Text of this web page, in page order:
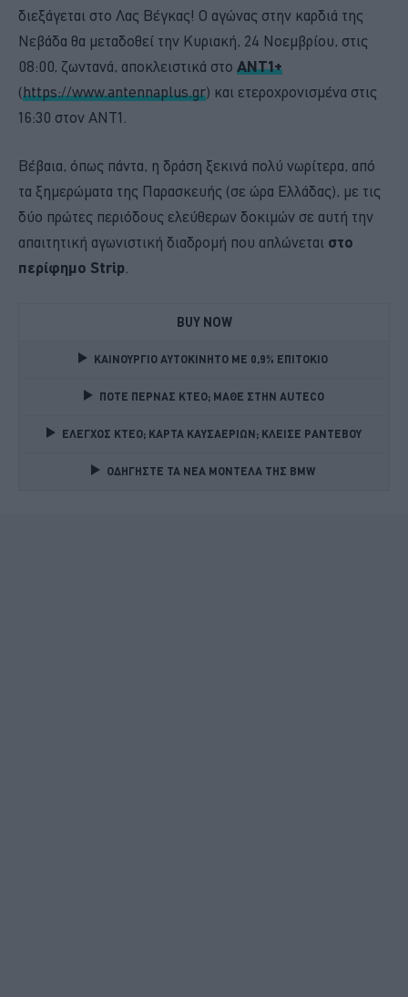
διεξάγεται στο Λας Βέγκας! Ο αγώνας στην καρδιά της
Νεβάδα θα μεταδοθεί την Κυριακή, 24 Νοεμβρίου, στις
08:00, ζωντανά, αποκλειστικά στο ΑΝΤ1+
(https://www.antennaplus.gr) και ετεροχρονισμένα στις
16:30 στον ΑΝΤ1.
Βέβαια, όπως πάντα, η δράση ξεκινά πολύ νωρίτερα, από
τα ξημερώματα της Παρασκευής (σε ώρα Ελλάδας), με τις
δύο πρώτες περιόδους ελεύθερων δοκιμών σε αυτή την
απαιτητική αγωνιστική διαδρομή που απλώνεται στο
περίφημο Strip
BUY NOW
ΚΑΙΝΟΥΡΓΙΟ ΑΥΤΟΚΙΝΗΤΟ ΜΕ 0,9% ΕΠΙΤΟΚΙΟ
ΠΟΤΕ ΠΕΡΝΑΣ ΚΤΕΟ; ΜΑΘΕ ΣΤΗΝ ΑUTECO
ΕΛΕΓΧΟΣ ΚΤΕΟ; ΚΑΡΤΑ ΚΑΥΣΑΕΡΙΩΝ; ΚΛΕΙΣΕ ΡΑΝΤΕΒΟΥ
ΟΔΗΓΗΣΤΕ ΤΑ ΝΕΑ ΜΟΝΤΕΛΑ ΤΗΣ BMW